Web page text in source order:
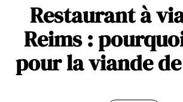
Restaurant à
Reims :
pour la viande